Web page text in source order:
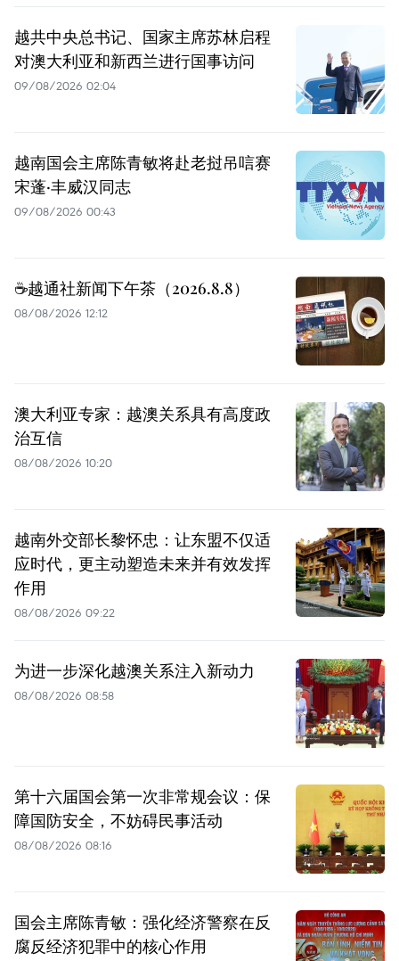
越共中央总书记、国家主席苏林启程
对澳大利亚和新西兰进行国事访问
09/08/2026 02:04
越南国会主席陈青敏将赴老挝吊唁赛
宋蓬·丰威汉同志
09/08/2026 00:43
☕️越通社新闻下午茶（2026.8.8）
08/08/2026 12:12
澳大利亚专家：越澳关系具有高度政
治互信
08/08/2026 10:20
越南外交部长黎怀忠：让东盟不仅适
应时代，更主动塑造未来并有效发挥
作用
08/08/2026 09:22
为进一步深化越澳关系注入新动力
08/08/2026 08:58
第十六届国会第一次非常规会议：保
障国防安全，不妨碍民事活动
08/08/2026 08:16
国会主席陈青敏：强化经济警察在反
腐反经济犯罪中的核心作用